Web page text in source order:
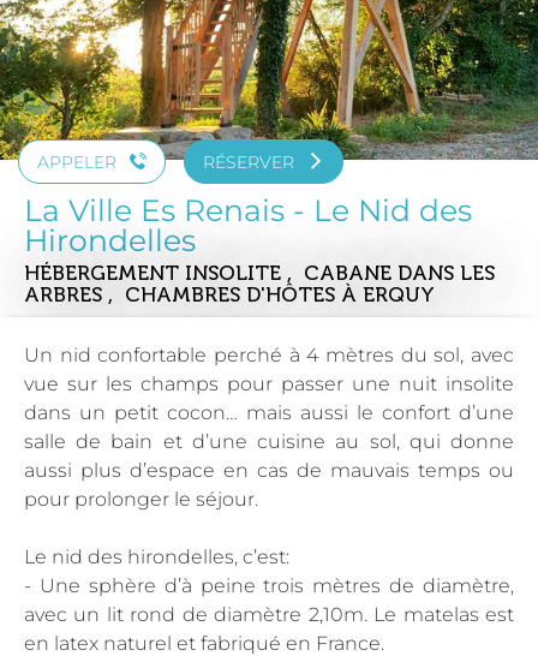
APPELER RÉSERVER
La Ville Es Renais - Le Nid des
Hirondelles
HÉBERGEMENT INSOLITE , CABANE DANS LES
ARBRES , CHAMBRES D'HÔTES À ERQUY
Un nid confortable perché à 4 mètres du sol, avec
vue sur les champs pour passer une nuit insolite
dans un petit cocon… mais aussi le confort d’une
salle de bain et d’une cuisine au sol, qui donne
aussi plus d’espace en cas de mauvais temps ou
pour prolonger le séjour.
Le nid des hirondelles, c’est:
- Une sphère d’à peine trois mètres de diamètre,
avec un lit rond de diamètre 2,10m. Le matelas est
en latex naturel et fabriqué en France.